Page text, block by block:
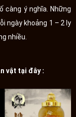
càng ý nghĩa. Những
ngày khoảng 1 – 2 ly
nhiều.
vật tại đây :